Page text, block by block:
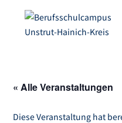
« Alle Veranstaltungen
Diese Veranstaltung hat